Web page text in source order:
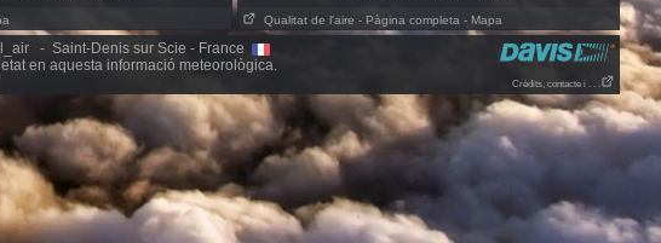
Qualitat de l'aire - Pàgina completa - Mapa
- Saint-Denis sur Scie - France
en aquesta informació meteorològica.
Crèdits, contacte i . . .